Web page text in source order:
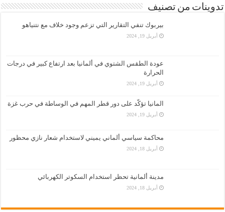
تدوينات من تصنيف
بيربوك تنفي التقارير التي تزعم وجود خلاف مع نتنياهو
أبريل 19, 2024
عودة الطقس الشتوي في ألمانيا بعد ارتفاع كبير في درجات
الحرارة
أبريل 19, 2024
المانيا تؤكّد على دور قطر المهم في الوساطة في حرب غزة
أبريل 19, 2024
محاكمة سياسي ألماني يميني لاستخدام شعار نازي محظور
أبريل 18, 2024
مدينة ألمانية تحظر استخدام السكوتر الكهربائي
أبريل 18, 2024